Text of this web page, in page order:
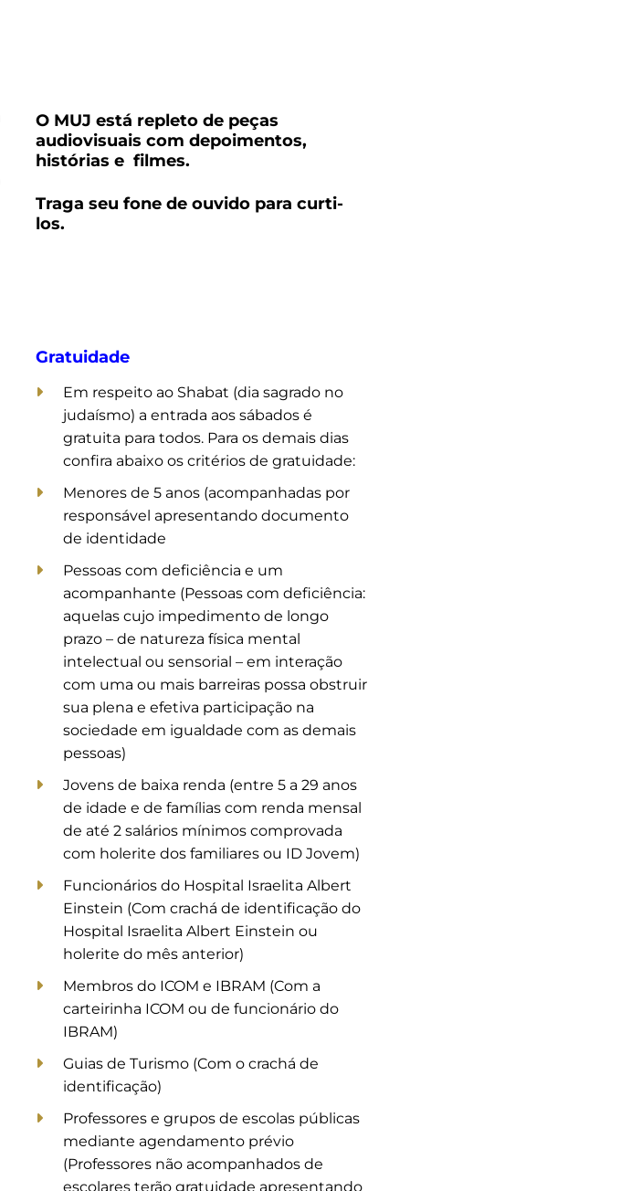
O MUJ está repleto de peças
audiovisuais com depoimentos,
histórias e filmes.
Traga seu fone de ouvido para curti-
los.
Gratuidade
Em respeito ao Shabat (dia sagrado no
judaísmo) a entrada aos sábados é
gratuita para todos. Para os demais dias
confira abaixo os critérios de gratuidade:
Menores de 5 anos (acompanhadas por
responsável apresentando documento
de identidade
Pessoas com deficiência e um
acompanhante (Pessoas com deficiência:
aquelas cujo impedimento de longo
prazo – de natureza física mental
intelectual ou sensorial – em interação
com uma ou mais barreiras possa obstruir
sua plena e efetiva participação na
sociedade em igualdade com as demais
pessoas)
Jovens de baixa renda (entre 5 a 29 anos
de idade e de famílias com renda mensal
de até 2 salários mínimos comprovada
com holerite dos familiares ou ID Jovem)
Funcionários do Hospital Israelita Albert
Einstein (Com crachá de identificação do
Hospital Israelita Albert Einstein ou
holerite do mês anterior)
Membros do ICOM e IBRAM (Com a
carteirinha ICOM ou de funcionário do
IBRAM)
Guias de Turismo (Com o crachá de
identificação)
Professores e grupos de escolas públicas
mediante agendamento prévio
(Professores não acompanhados de
escolares terão gratuidade apresentando